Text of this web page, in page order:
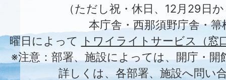
（ただし祝・休日、12月29日
本庁舎・西那須野庁舎・
曜日によって
トワイライトサービス（窓
※注意：部署、施設によっては、開庁・
詳しくは、各部署、施設へ問い